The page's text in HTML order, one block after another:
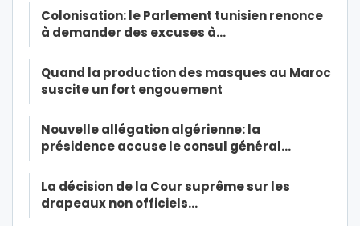
Colonisation: le Parlement tunisien renonce
à demander des excuses à…
Quand la production des masques au Maroc
suscite un fort engouement
Nouvelle allégation algérienne: la
présidence accuse le consul général…
La décision de la Cour suprême sur les
drapeaux non officiels…